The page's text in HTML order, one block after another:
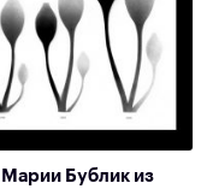
Бублик из